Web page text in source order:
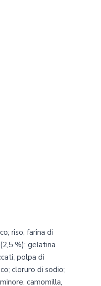
riso; farina di
%); gelatina
polpa di
cloruro di sodio;
camomilla,